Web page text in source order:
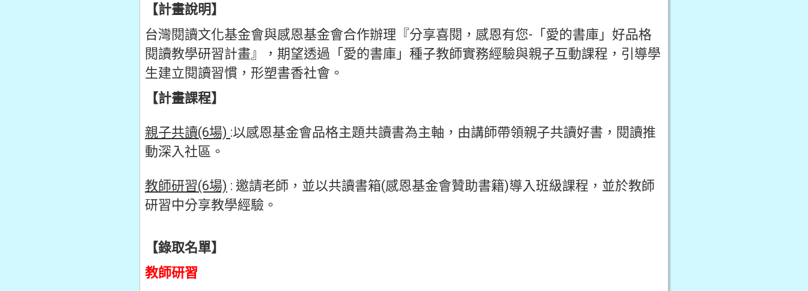
【計畫說明】
台灣閱讀文化基金會與感恩基金會合作辦理『分享喜閱，感恩有您-「愛的書庫」好品格
閱讀教學研習計畫』，期望透過「愛的書庫」種子教師實務經驗與親子互動課程，引導學
生建立閱讀習慣，形塑書香社會。
【計畫課程】
親子共讀(6場) :以感恩基金會品格主題共讀書為主軸，由講師帶領親子共讀好書，閱讀推
動深入社區。
教師研習(6場) : 邀請老師，並以共讀書箱(感恩基金會贊助書籍)導入班級課程，並於教師
研習中分享教學經驗。
【錄取名單】
教師研習